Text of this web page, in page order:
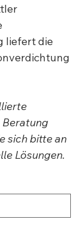
liefert die
Beratung
sich bitte an
Lösungen.